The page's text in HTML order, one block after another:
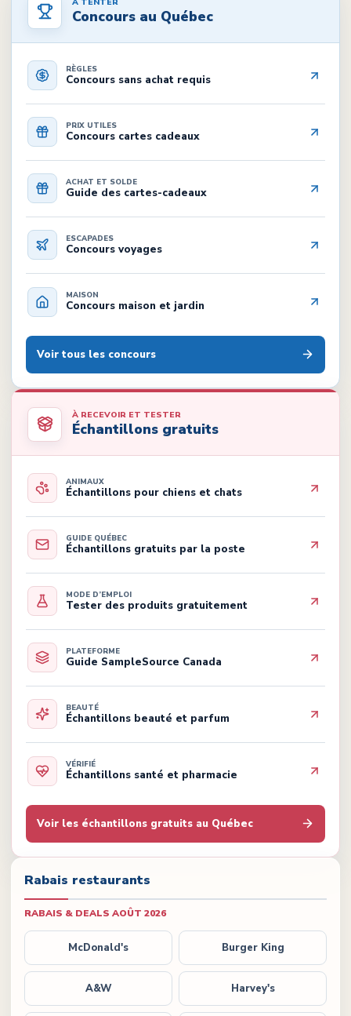
Concours au Québec
RÈGLES
Concours sans achat requis
PRIX UTILES
Concours cartes cadeaux
ACHAT ET SOLDE
Guide des cartes-cadeaux
ESCAPADES
Concours voyages
MAISON
Concours maison et jardin
Voir tous les concours
À RECEVOIR ET TESTER
Échantillons gratuits
ANIMAUX
Échantillons pour chiens et chats
GUIDE QUÉBEC
Échantillons gratuits par la poste
MODE D’EMPLOI
Tester des produits gratuitement
PLATEFORME
Guide SampleSource Canada
BEAUTÉ
Échantillons beauté et parfum
VÉRIFIÉ
Échantillons santé et pharmacie
Voir les échantillons gratuits au Québec
Rabais restaurants
RABAIS & DEALS AOÛT 2026
McDonald's Burger King
A&W Harvey's